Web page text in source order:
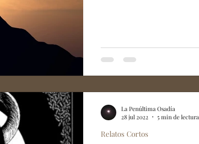
Relatos Cortos
La Penúltima Osadía
28 jul 2022
5 min de lectura